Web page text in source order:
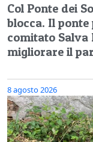
Col Ponte dei
blocca. Il
comitato Salva
migliorare il
8 agosto 2026